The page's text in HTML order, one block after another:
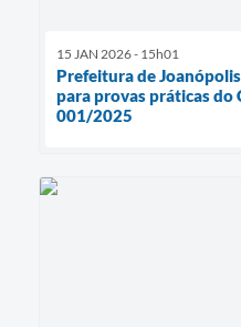
15 JAN 2026 - 15h01
Prefeitura de
para provas práticas do
001/2025